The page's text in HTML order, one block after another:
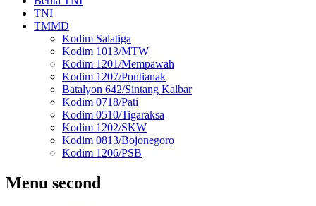
TNI
TMMD
Kodim Salatiga
Kodim 1013/MTW
Kodim 1201/Mempawah
Kodim 1207/Pontianak
Batalyon 642/Sintang Kalbar
Kodim 0718/Pati
Kodim 0510/Tigaraksa
Kodim 1202/SKW
Kodim 0813/Bojonegoro
Kodim 1206/PSB
Menu second